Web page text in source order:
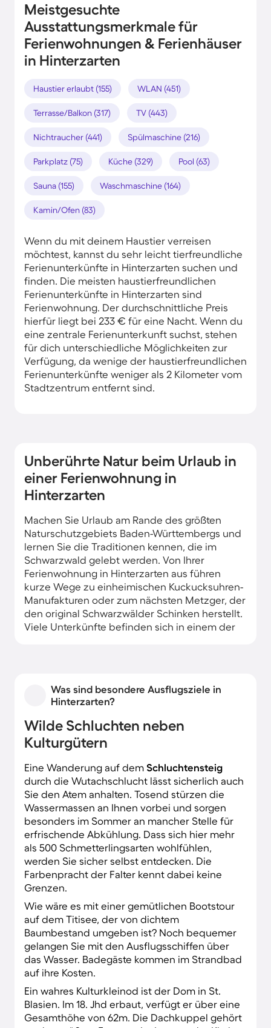
Meistgesuchte
Ausstattungsmerkmale für
Ferienwohnungen & Ferienhäuser
in Hinterzarten
Haustier erlaubt (155) WLAN (451)
Terrasse/Balkon (317) TV (443)
Nichtraucher (441) Spülmaschine (216)
Parkplatz (75) Küche (329) Pool (63)
Sauna (155) Waschmaschine (164)
Kamin/Ofen (83)
Wenn du mit deinem Haustier verreisen
möchtest, kannst du sehr leicht tierfreundliche
Ferienunterkünfte in Hinterzarten suchen und
finden. Die meisten haustierfreundlichen
Ferienunterkünfte in Hinterzarten sind
Ferienwohnung. Der durchschnittliche Preis
hierfür liegt bei 233 € für eine Nacht. Wenn du
eine zentrale Ferienunterkunft suchst, stehen
für dich unterschiedliche Möglichkeiten zur
Verfügung, da wenige der haustierfreundlichen
Ferienunterkünfte weniger als 2 Kilometer vom
Stadtzentrum entfernt sind.
Unberührte Natur beim Urlaub in
einer Ferienwohnung in
Hinterzarten
Machen Sie Urlaub am Rande des größten
Naturschutzgebiets Baden-Württembergs und
lernen Sie die Traditionen kennen, die im
Schwarzwald gelebt werden. Von Ihrer
Ferienwohnung in Hinterzarten aus führen
kurze Wege zu einheimischen Kuckucksuhren-
Manufakturen oder zum nächsten Metzger, der
den original Schwarzwälder Schinken herstellt.
Viele Unterkünfte befinden sich in einem der
Was sind besondere Ausflugsziele in
Hinterzarten?
Wilde Schluchten neben
Kulturgütern
Eine Wanderung auf dem Schluchtensteig
durch die Wutachschlucht lässt sicherlich auch
Sie den Atem anhalten. Tosend stürzen die
Wassermassen an Ihnen vorbei und sorgen
besonders im Sommer an mancher Stelle für
erfrischende Abkühlung. Dass sich hier mehr
als 500 Schmetterlingsarten wohlfühlen,
werden Sie sicher selbst entdecken. Die
Farbenpracht der Falter kennt dabei keine
Grenzen.
Wie wäre es mit einer gemütlichen Bootstour
auf dem Titisee, der von dichtem
Baumbestand umgeben ist? Noch bequemer
gelangen Sie mit den Ausflugsschiffen über
das Wasser. Badegäste kommen im Strandbad
auf ihre Kosten.
Ein wahres Kulturkleinod ist der Dom in St.
Blasien. Im 18. Jhd erbaut, verfügt er über eine
Gesamthöhe von 62m. Die Dachkuppel gehört